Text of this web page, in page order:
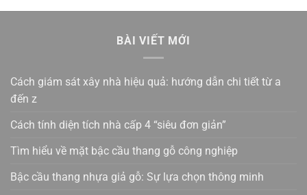
BÀI VIẾT MỚI
Cách giám sát xây nhà hiệu quả: hướng dẫn chi tiết từ a
đến z
Cách tính diện tích nhà cấp 4 “siêu đơn giản”
Tìm hiểu về mặt bậc cầu thang gỗ công nghiệp
Bậc cầu thang nhựa giả gỗ: Sự lựa chọn thông minh